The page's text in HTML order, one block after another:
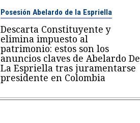
Posesión Abelardo de la Espriella
Descarta Constituyente y
elimina impuesto al
patrimonio: estos son los
anuncios claves de Abelardo De
La Espriella tras juramentarse
presidente en Colombia